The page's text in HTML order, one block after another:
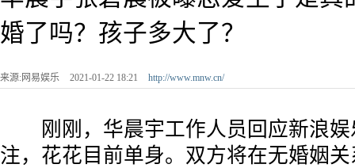
婚了吗？孩子多大了？
来源:网易娱乐 2021-01-22 18:21 http://www.mnw.cn/
刚刚，华晨宇工作人员回应新浪娱
注，花花目前单身。双方将在无婚姻